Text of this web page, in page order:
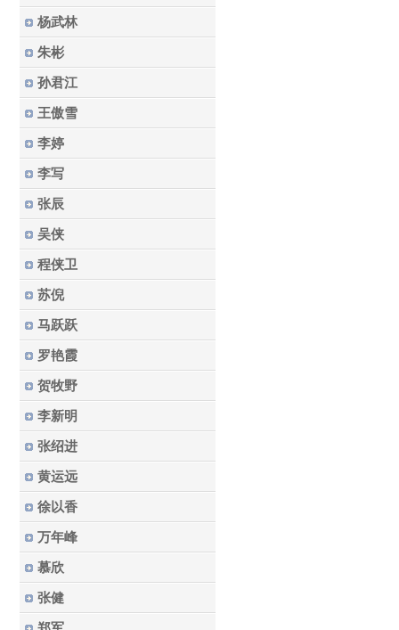
杨武林
朱彬
孙君江
王傲雪
李婷
李写
张辰
吴侠
程侠卫
苏倪
马跃跃
罗艳霞
贺牧野
李新明
张绍进
黄运远
徐以香
万年峰
慕欣
张健